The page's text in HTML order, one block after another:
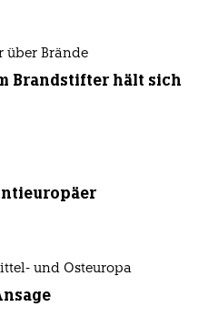
über Brände
Brandstifter hält sich
und Osteuropa